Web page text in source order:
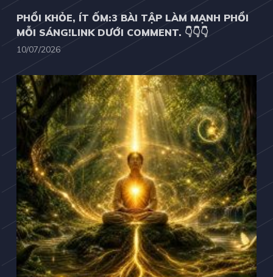
PHỔI KHỎE, ÍT ỐM:3 BÀI TẬP LÀM MẠNH PHỔI
MỖI SÁNG!LINK DƯỚI COMMENT. 👇👇👇
10/07/2026